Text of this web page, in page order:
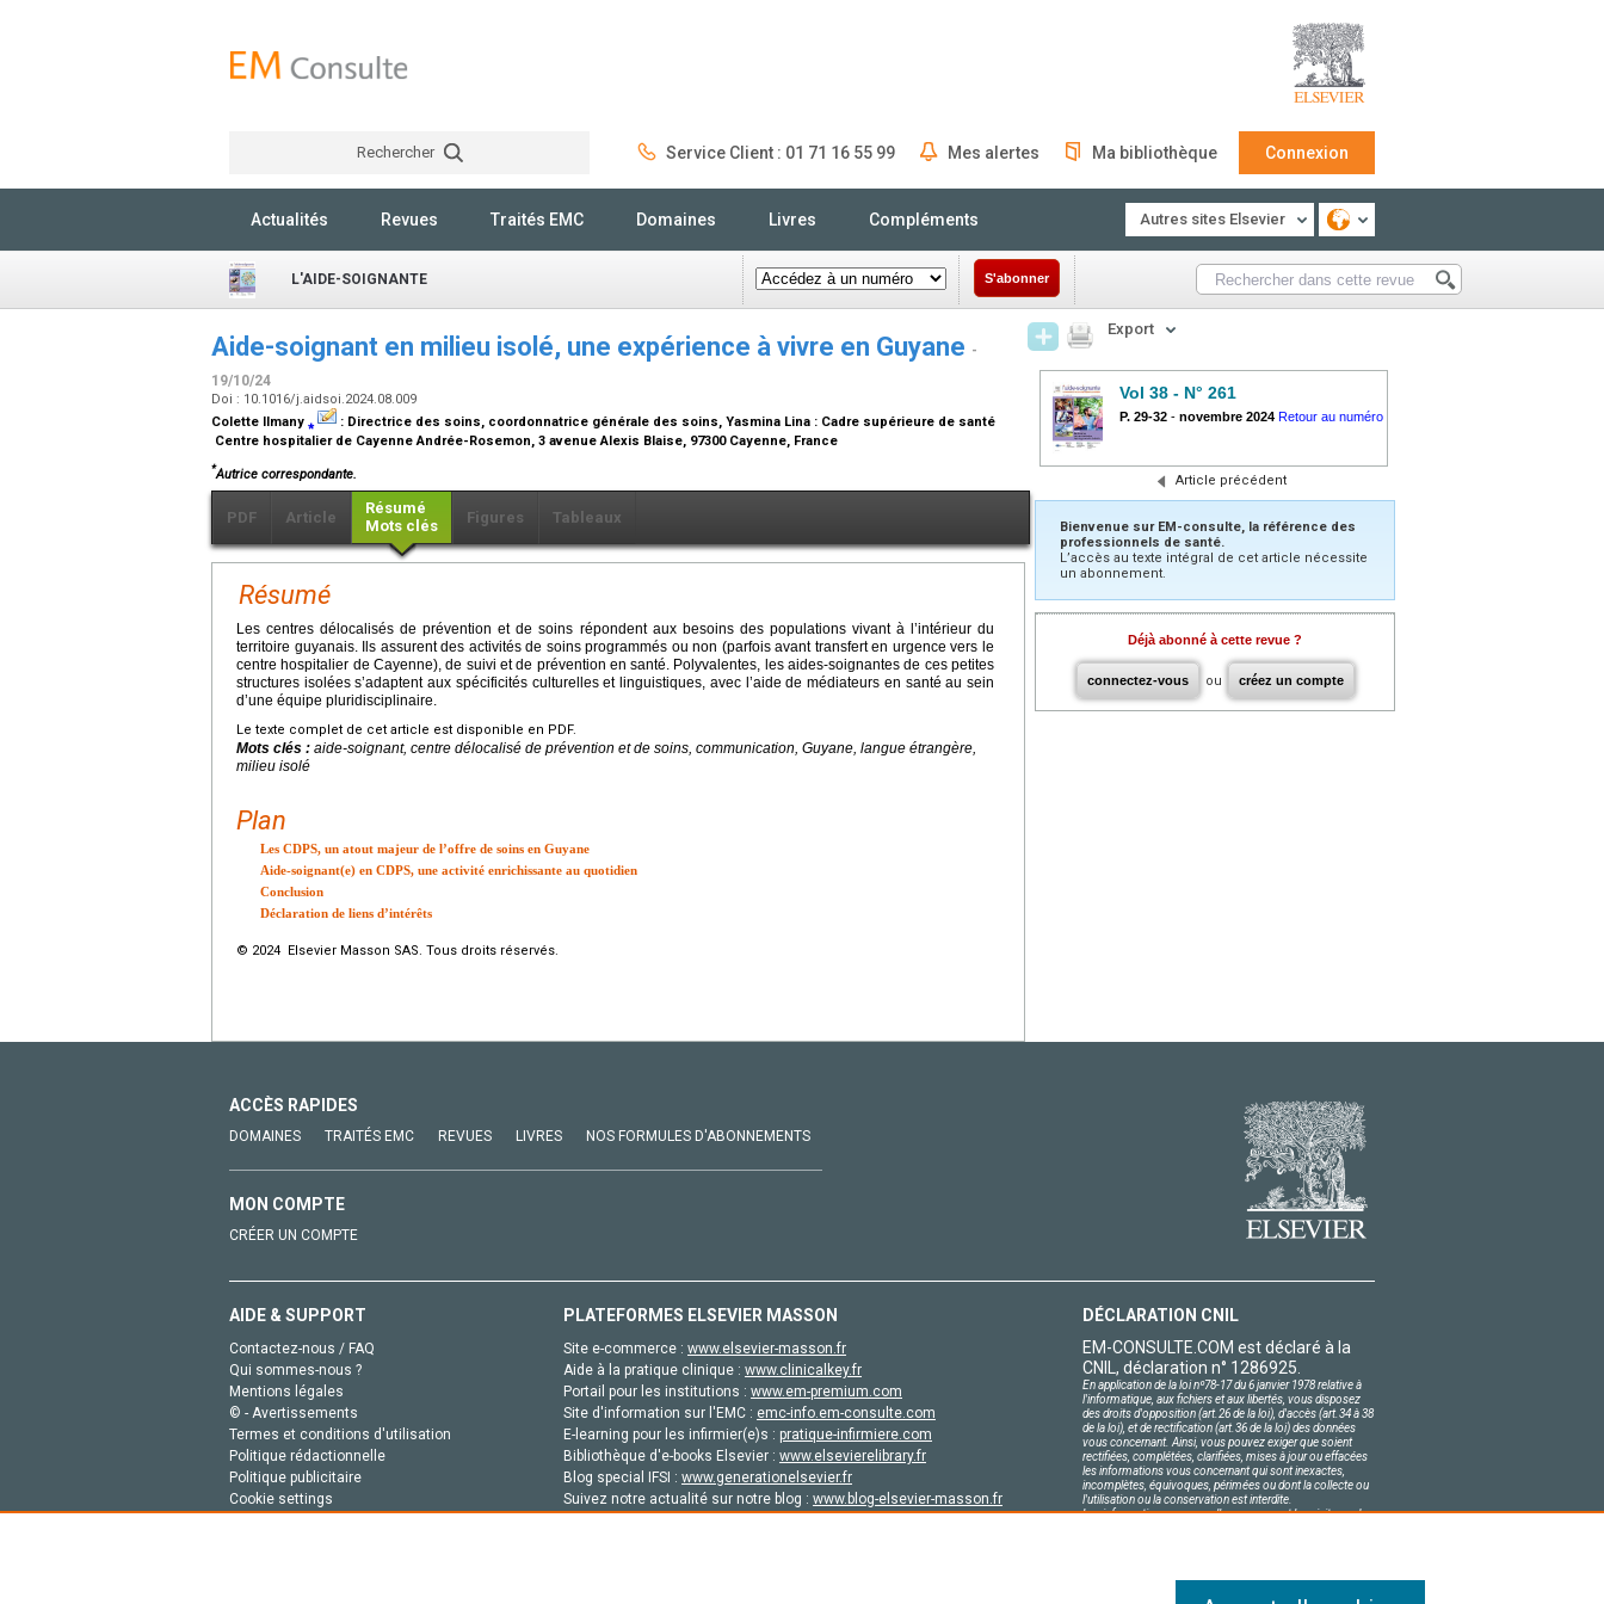
Rechercher Service Client : 01 71 16 55 99 Mes alertes Ma bibliothèque Connexion
Actualités Revues Traités EMC Domaines Livres Compléments Autres sites Elsevier
L'AIDE-SOIGNANTE S'abonner
Aide-soignant en milieu isolé, une expérience à vivre en Guyane -
19/10/24
Doi : 10.1016/j.aidsoi.2024.08.009
Colette Ilmany ⁎ : Directrice des soins, coordonnatrice générale des soins, Yasmina Lina : Cadre supérieure de santé
Centre hospitalier de Cayenne Andrée-Rosemon, 3 avenue Alexis Blaise, 97300 Cayenne, France
*Autrice correspondante.
PDF Article
Résumé
Mots clés
Figures Tableaux
Résumé
Les centres délocalisés de prévention et de soins répondent aux besoins des populations vivant à l’intérieur du
territoire guyanais. Ils assurent des activités de soins programmés ou non (parfois avant transfert en urgence vers le
centre hospitalier de Cayenne), de suivi et de prévention en santé. Polyvalentes, les aides-soignantes de ces petites
structures isolées s’adaptent aux spécificités culturelles et linguistiques, avec l’aide de médiateurs en santé au sein
d’une équipe pluridisciplinaire.
Le texte complet de cet article est disponible en PDF.
Mots clés : aide-soignant, centre délocalisé de prévention et de soins, communication, Guyane, langue étrangère,
milieu isolé
Plan
Les CDPS, un atout majeur de l’offre de soins en Guyane
Aide-soignant(e) en CDPS, une activité enrichissante au quotidien
Conclusion
Déclaration de liens d’intérêts
© 2024 Elsevier Masson SAS. Tous droits réservés.
Export
Vol 38 - N° 261
P. 29-32 - novembre 2024 Retour au numéro
Article précédent
Bienvenue sur EM-consulte, la référence des
professionnels de santé.
L’accès au texte intégral de cet article nécessite
un abonnement.
Déjà abonné à cette revue ?
connectez-vous ou créez un compte
ACCÈS RAPIDES
DOMAINES TRAITÉS EMC REVUES LIVRES NOS FORMULES D'ABONNEMENTS
MON COMPTE
CRÉER UN COMPTE
AIDE & SUPPORT
Contactez-nous / FAQ
Qui sommes-nous ?
Mentions légales
© - Avertissements
Termes et conditions d'utilisation
Politique rédactionnelle
Politique publicitaire
Cookie settings
PLATEFORMES ELSEVIER MASSON
Site e-commerce : www.elsevier-masson.fr
Aide à la pratique clinique : www.clinicalkey.fr
Portail pour les institutions : www.em-premium.com
Site d'information sur l'EMC : emc-info.em-consulte.com
E-learning pour les infirmier(e)s : pratique-infirmiere.com
Bibliothèque d'e-books Elsevier : www.elsevierelibrary.fr
Blog special IFSI : www.generationelsevier.fr
Suivez notre actualité sur notre blog : www.blog-elsevier-masson.fr
DÉCLARATION CNIL
EM-CONSULTE.COM est déclaré à la
CNIL, déclaration n° 1286925.
En application de la loi nº78-17 du 6 janvier 1978 relative à
l'informatique, aux fichiers et aux libertés, vous disposez
des droits d'opposition (art.26 de la loi), d'accès (art.34 à 38
de la loi), et de rectification (art.36 de la loi) des données
vous concernant. Ainsi, vous pouvez exiger que soient
rectifiées, complétées, clarifiées, mises à jour ou effacées
les informations vous concernant qui sont inexactes,
incomplètes, équivoques, périmées ou dont la collecte ou
l'utilisation ou la conservation est interdite.
Les informations personnelles concernant les visiteurs de